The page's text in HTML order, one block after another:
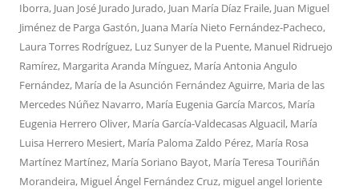
Iborra, Juan José Jurado Jurado, Juan María Díaz Fraile, Juan Miguel
Jiménez de Parga Gastón, Juana María Nieto Fernández-Pacheco,
Laura Torres Rodríguez, Luz Sunyer de la Puente, Manuel Ridruejo
Ramírez, Margarita Aranda Mínguez, María Antonia Angulo
Fernández, María de la Asunción Fernández Aguirre, Maria de las
Mercedes Núñez Navarro, María Eugenia García Marcos, María
Eugenia Herrero Oliver, María García-Valdecasas Alguacil, María
Luisa Herrero Mesiert, María Paloma Zaldo Pérez, María Rosa
Martínez Martínez, María Soriano Bayot, María Teresa Touriñán
Morandeira, Miguel Ángel Fernández Cruz, miguel angel loriente